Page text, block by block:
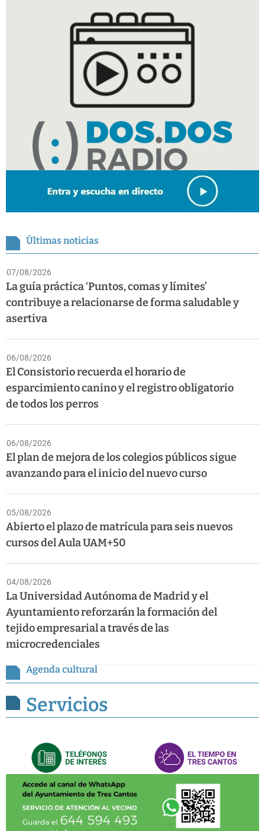
Últimas noticias
07/08/2026
La guía práctica ‘Puntos, comas y límites’
contribuye a relacionarse de forma saludable y
asertiva
06/08/2026
El Consistorio recuerda el horario de
esparcimiento canino y el registro obligatorio
de todos los perros
06/08/2026
El plan de mejora de los colegios públicos sigue
avanzando para el inicio del nuevo curso
05/08/2026
Abierto el plazo de matrícula para seis nuevos
cursos del Aula UAM+50
04/08/2026
La Universidad Autónoma de Madrid y el
Ayuntamiento reforzarán la formación del
tejido empresarial a través de las
microcredenciales
Agenda cultural
Servicios